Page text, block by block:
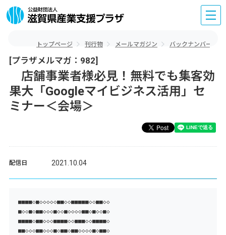
トップページ 刊行物 メールマガジン バックナンバー
[プラザメルマガ：982]
店舗事業者様必見！無料でも集客効
果大「Googleマイビジネス活用」セ
ミナー＜会場＞
配信日 2021.10.04
■■■■◇■◇◇◇◇◇■■◇◇■■■■■◇◇■■◇◇
■◇◇■◇■■◇◇◇■◇◇■◇◇◇◇■■◇■◇◇■◇
■■■■◇■■◇◇◇■■■■◇◇■■■◇◇■■■■◇
■■◇◇◇■■◇◇◇■◇■■◇■■◇◇◇◇■◇■■◇